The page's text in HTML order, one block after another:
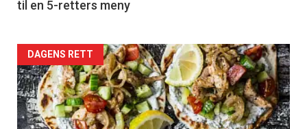
til en 5-retters meny
Forsiden
akkurat
nå
DAGENS RETT